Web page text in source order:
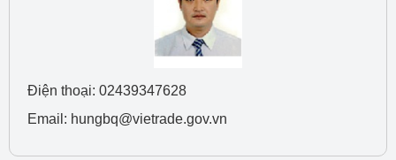
Điện thoại: 02439347628
Email: hungbq@vietrade.gov.vn